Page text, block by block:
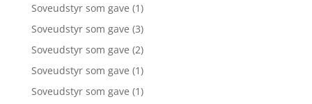
Soveudstyr som gave (1)
Soveudstyr som gave (3)
Soveudstyr som gave (2)
Soveudstyr som gave (1)
Soveudstyr som gave (1)